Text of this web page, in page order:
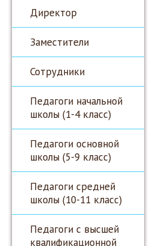
Директор
Заместители
Сотрудники
Педагоги начальной
школы (1-4 класс)
Педагоги основной
школы (5-9 класс)
Педагоги средней
школы (10-11 класс)
Педагоги с высшей
квалификационной